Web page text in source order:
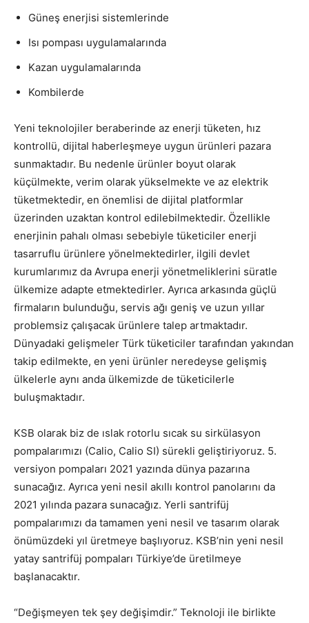
Güneş enerjisi sistemlerinde
Isı pompası uygulamalarında
Kazan uygulamalarında
Kombilerde
Yeni teknolojiler beraberinde az enerji tüketen, hız
kontrollü, dijital haberleşmeye uygun ürünleri pazara
sunmaktadır. Bu nedenle ürünler boyut olarak
küçülmekte, verim olarak yükselmekte ve az elektrik
tüketmektedir, en önemlisi de dijital platformlar
üzerinden uzaktan kontrol edilebilmektedir. Özellikle
enerjinin pahalı olması sebebiyle tüketiciler enerji
tasarruflu ürünlere yönelmektedirler, ilgili devlet
kurumlarımız da Avrupa enerji yönetmeliklerini süratle
ülkemize adapte etmektedirler. Ayrıca arkasında güçlü
firmaların bulunduğu, servis ağı geniş ve uzun yıllar
problemsiz çalışacak ürünlere talep artmaktadır.
Dünyadaki gelişmeler Türk tüketiciler tarafından yakından
takip edilmekte, en yeni ürünler neredeyse gelişmiş
ülkelerle aynı anda ülkemizde de tüketicilerle
buluşmaktadır.
KSB olarak biz de ıslak rotorlu sıcak su sirkülasyon
pompalarımızı (Calio, Calio SI) sürekli geliştiriyoruz. 5.
versiyon pompaları 2021 yazında dünya pazarına
sunacağız. Ayrıca yeni nesil akıllı kontrol panolarını da
2021 yılında pazara sunacağız. Yerli santrifüj
pompalarımızı da tamamen yeni nesil ve tasarım olarak
önümüzdeki yıl üretmeye başlıyoruz. KSB’nin yeni nesil
yatay santrifüj pompaları Türkiye’de üretilmeye
başlanacaktır.
“Değişmeyen tek şey değişimdir.” Teknoloji ile birlikte